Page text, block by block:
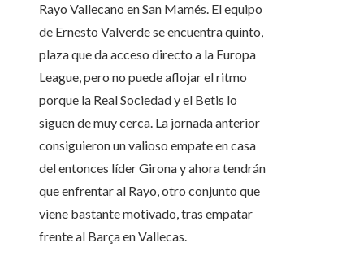
Rayo Vallecano en San Mamés. El equipo
de Ernesto Valverde se encuentra quinto,
plaza que da acceso directo a la Europa
League, pero no puede aflojar el ritmo
porque la Real Sociedad y el Betis lo
siguen de muy cerca. La jornada anterior
consiguieron un valioso empate en casa
del entonces líder Girona y ahora tendrán
que enfrentar al Rayo, otro conjunto que
viene bastante motivado, tras empatar
frente al Barça en Vallecas.